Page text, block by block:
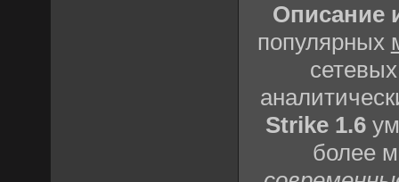
Описание
популярных
Strike 1.6
более